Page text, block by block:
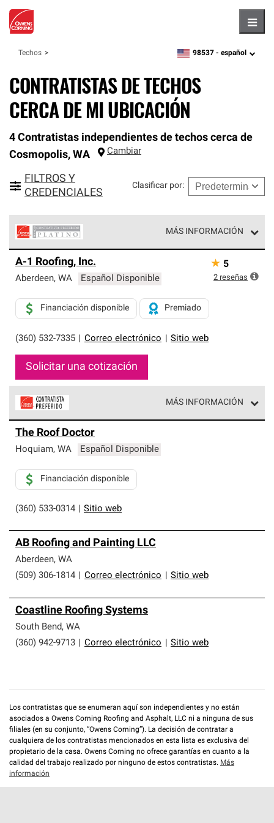
Techos zipcode,language
98537 - español
CONTRATISTAS DE TECHOS
CERCA DE MI UBICACIÓN
4 Contratistas independientes de techos cerca de
Cosmopolis, WA Cambiar
FILTROS Y
CREDENCIALES
Clasificar por:
MÁS INFORMACIÓN
Corning constituyen el nivel superior de nuestra red
exclusiva y cumplen con estándares estrictos de
Solo ellos pueden ofrecer nuestra mejor garantía de
sistemas de techos.
A-1 Roofing, Inc.
Aberdeen, WA Español Disponible
(360) 532-7335 Correo electrónico Sitio web
Financiación disponible Premiado
Solicitar una cotización
★ 5
2 reseñas
MÁS INFORMACIÓN
parte de una red exclusiva de profesionales de techos
que cumplen con altos estándares y requisitos estrictos
The Roof Doctor
Hoquiam, WA Español Disponible
(360) 533-0314 Sitio web
Financiación disponible
AB Roofing and Painting LLC
Aberdeen, WA
(509) 306-1814
Correo electrónico Sitio web
Coastline Roofing Systems
South Bend, WA
(360) 942-9713
Correo electrónico Sitio web
Los contratistas que se enumeran aquí son independientes y no están
asociados a Owens Corning Roofing and Asphalt, LLC ni a ninguna de sus
filiales (en su conjunto, “Owens Corning”). La decisión de contratar a
cualquiera de los contratistas mencionados en esta lista es exclusiva del
propietario de la casa. Owens Corning no ofrece garantías en cuanto a la
calidad del trabajo realizado por ninguno de estos contratistas. Más
información